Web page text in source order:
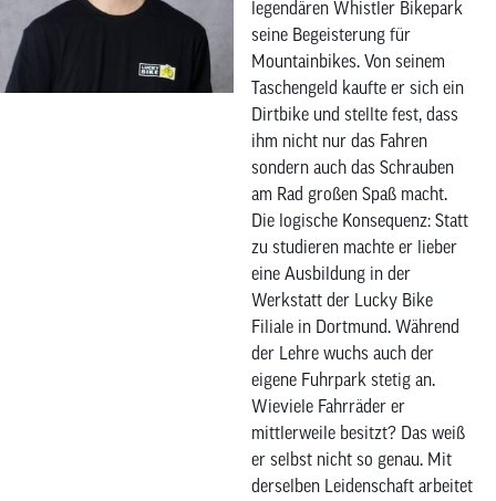
legendären Whistler Bikepark
seine Begeisterung für
Mountainbikes. Von seinem
Taschengeld kaufte er sich ein
Dirtbike und stellte fest, dass
ihm nicht nur das Fahren
sondern auch das Schrauben
am Rad großen Spaß macht.
Die logische Konsequenz: Statt
zu studieren machte er lieber
eine Ausbildung in der
Werkstatt der Lucky Bike
Filiale in Dortmund. Während
der Lehre wuchs auch der
eigene Fuhrpark stetig an.
Wieviele Fahrräder er
mittlerweile besitzt? Das weiß
er selbst nicht so genau. Mit
derselben Leidenschaft arbeitet